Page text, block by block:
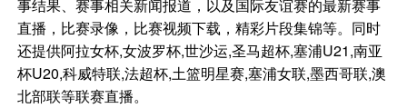
事结果、赛事相关新闻报道，以及国际友谊赛的最新赛事
直播，比赛录像，比赛视频下载，精彩片段集锦等。同时
还提供阿拉女杯,女波罗杯,世沙运,圣马超杯,塞浦U21,南亚
杯U20,科威特联,法超杯,土篮明星赛,塞浦女联,墨西哥联,澳
北部联等联赛直播。